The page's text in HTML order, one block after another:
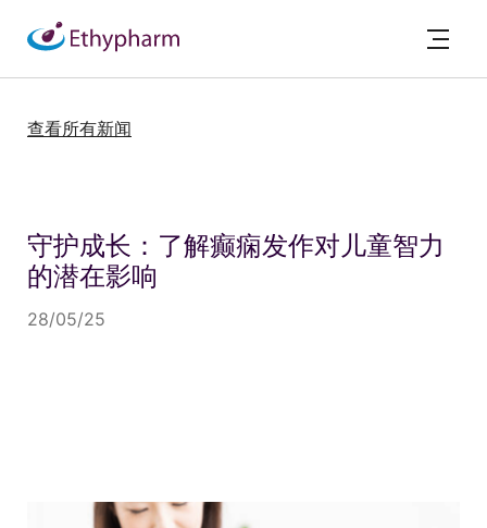
查看所有新闻
守护成长：了解癫痫发作对儿童智力
的潜在影响
28/05/25